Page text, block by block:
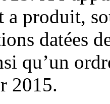
a produit,
datées
qu’un
2015.